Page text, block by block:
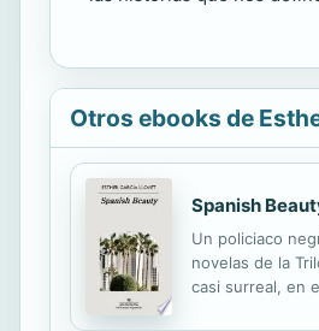
Otros ebooks de
Spanish
Un policiaco
novelas de la
casi surreal, en